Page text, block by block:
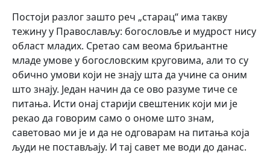
Постоји разлог зашто реч „старац“ има такву
тежину у Православљу: богословље и мудрост нису
област младих. Сретао сам веома бриљантне
младе умове у богословским круговима, али то су
обично умови који не знају шта да учине са оним
што знају. Један начин да се ово разуме тиче се
питања. Исти онај старији свештеник који ми је
рекао да говорим само о ономе што знам,
саветовао ми је и да не одговарам на питања која
људи не постављају. И тај савет ме води до данас.